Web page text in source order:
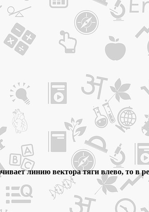
линию вектора тяги влево, то в